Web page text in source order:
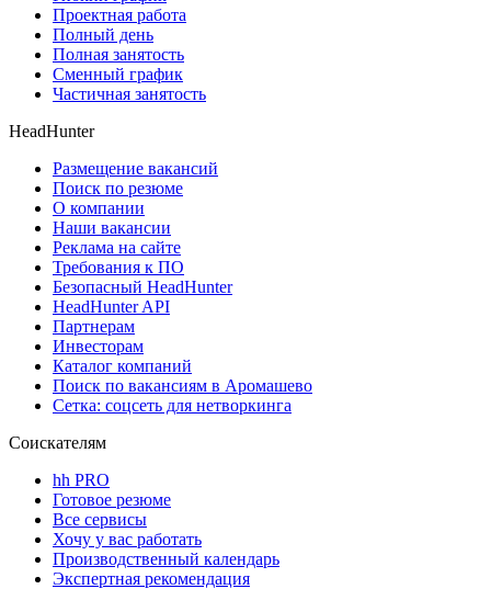
Проектная работа
Полный день
Полная занятость
Сменный график
Частичная занятость
HeadHunter
Размещение вакансий
Поиск по резюме
О компании
Наши вакансии
Реклама на сайте
Требования к ПО
Безопасный HeadHunter
HeadHunter API
Партнерам
Инвесторам
Каталог компаний
Поиск по вакансиям в Аромашево
Сетка: соцсеть для нетворкинга
Соискателям
hh PRO
Готовое резюме
Все сервисы
Хочу у вас работать
Производственный календарь
Экспертная рекомендация